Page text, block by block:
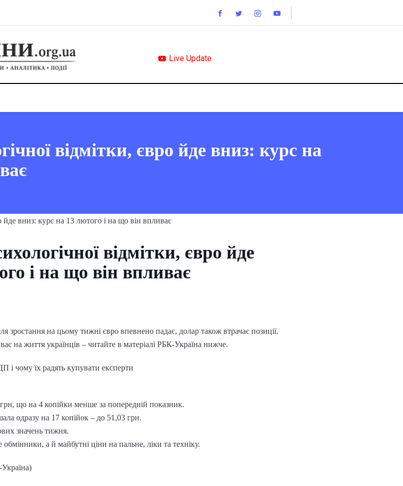
Live Update
відмітки, євро йде вниз: курс на
відмітки, євро йде
і на що він впливає
на цьому тижні євро впевнено падає, долар також втрачає позиції.
на життя українців – читайте в матеріалі РБК-Україна нижче.
і чому їх радять купувати експерти
що на 4 копійки менше за попередній показник.
одразу на 17 копійок – до 51,03 грн.
значень тижня.
а й майбутні ціни на пальне, ліки та техніку.